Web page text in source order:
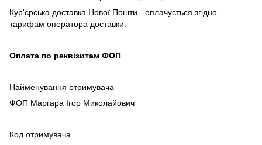
Кур'єрська доставка Нової Пошти - оплачується згідно
тарифам оператора доставки.
Оплата по реквізитам ФОП
Найменування отримувача
ФОП Маргара Ігор Миколайович
Код отримувача